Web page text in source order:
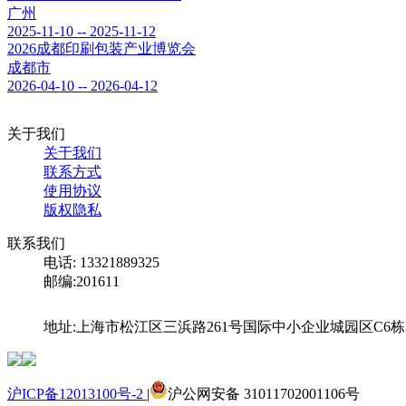
广州
2025-11-10 -- 2025-11-12
2026成都印刷包装产业博览会
成都市
2026-04-10 -- 2026-04-12
关于我们
关于我们
联系方式
使用协议
版权隐私
联系我们
电话: 13321889325
邮编:201611
地址:上海市松江区三浜路261号国际中小企业城园区C6
沪ICP备12013100号-2 | 沪公网安备 31011702001106号